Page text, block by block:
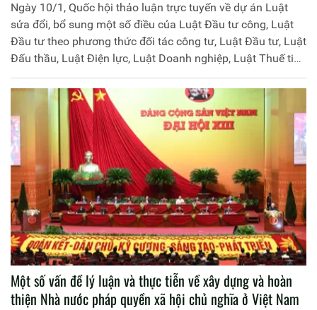
Ngày 10/1, Quốc hội thảo luận trực tuyến về dự án Luật
sửa đổi, bổ sung một số điều của Luật Đầu tư công, Luật
Đầu tư theo phương thức đối tác công tư, Luật Đầu tư, Luật
Đấu thầu, Luật Điện lực, Luật Doanh nghiệp, Luật Thuế tiêu
thụ đặc biệt và Luật Thi hành án dân sự.
Một số vấn đề lý luận và thực tiễn về xây dựng và hoàn
thiện Nhà nước pháp quyền xã hội chủ nghĩa ở Việt Nam